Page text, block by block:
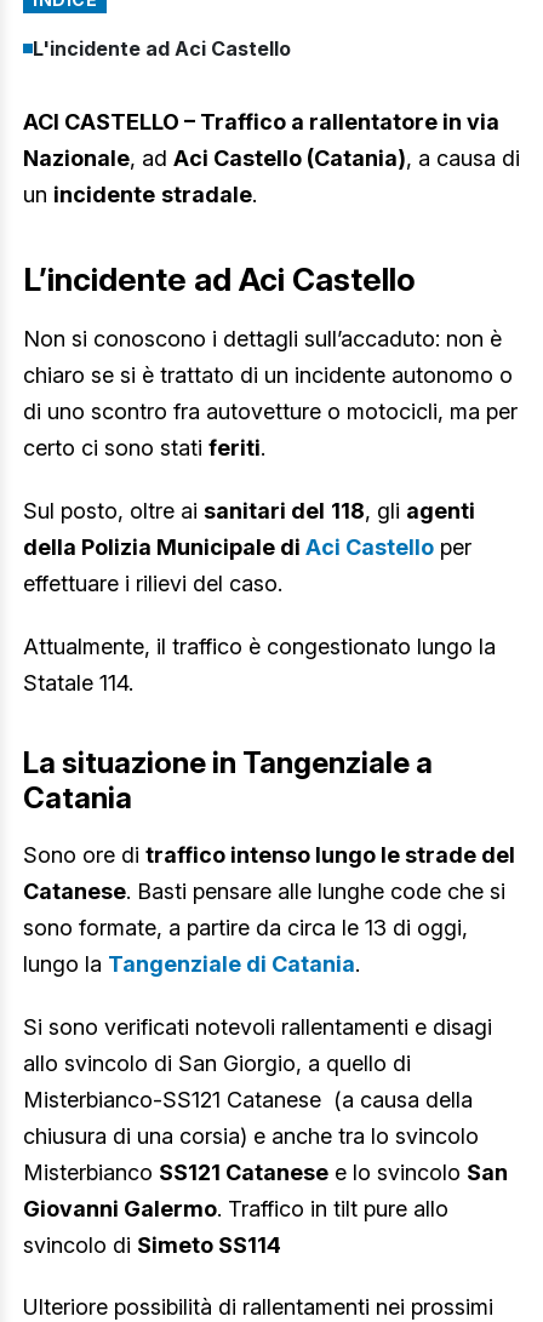
L'incidente ad Aci Castello
ACI CASTELLO – Traffico a rallentatore in via
Nazionale, ad Aci Castello (Catania), a causa di
un incidente stradale.
L’incidente ad Aci Castello
Non si conoscono i dettagli sull’accaduto: non è
chiaro se si è trattato di un incidente autonomo o
di uno scontro fra autovetture o motocicli, ma per
certo ci sono stati feriti.
Sul posto, oltre ai sanitari del 118, gli agenti
della Polizia Municipale di Aci Castello per
effettuare i rilievi del caso.
Attualmente, il traffico è congestionato lungo la
Statale 114.
La situazione in Tangenziale a
Catania
Sono ore di traffico intenso lungo le strade del
Catanese. Basti pensare alle lunghe code che si
sono formate, a partire da circa le 13 di oggi,
lungo la Tangenziale di Catania.
Si sono verificati notevoli rallentamenti e disagi
allo svincolo di San Giorgio, a quello di
Misterbianco-SS121 Catanese (a causa della
chiusura di una corsia) e anche tra lo svincolo
Misterbianco SS121 Catanese e lo svincolo San
Giovanni Galermo. Traffico in tilt pure allo
svincolo di Simeto SS114
Ulteriore possibilità di rallentamenti nei prossimi